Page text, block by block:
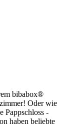
bibabox®
Oder wie
Pappschloss -
haben beliebte